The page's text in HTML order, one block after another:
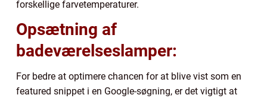
forskellige farvetemperaturer.
Opsætning af
badeværelseslamper:
For bedre at optimere chancen for at blive vist som en
featured snippet i en Google-søgning, er det vigtigt at